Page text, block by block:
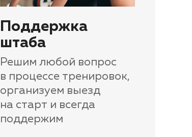
Поддержка
штаба
Решим любой вопрос
в процессе тренировок,
организуем выезд
на старт и всегда
поддержим